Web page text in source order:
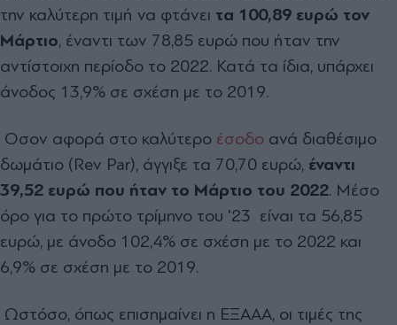
την καλύτερη τιμή να φτάνει τα 100,89 ευρώ τον
Μάρτιο, έναντι των 78,85 ευρώ που ήταν την
αντίστοιχη περίοδο το 2022. Κατά τα ίδια, υπάρχει
άνοδος 13,9% σε σχέση με το 2019.
Οσον αφορά στο καλύτερο έσοδο ανά διαθέσιμο
δωμάτιο (Rev Par), άγγιξε τα 70,70 ευρώ, έναντι
39,52 ευρώ που ήταν το Μάρτιο του 2022. Μέσο
όρο για το πρώτο τρίμηνο του '23 είναι τα 56,85
ευρώ, με άνοδο 102,4% σε σχέση με το 2022 και
6,9% σε σχέση με το 2019.
Ωστόσο, όπως επισημαίνει η ΕΞΑΑΑ, οι τιμές της